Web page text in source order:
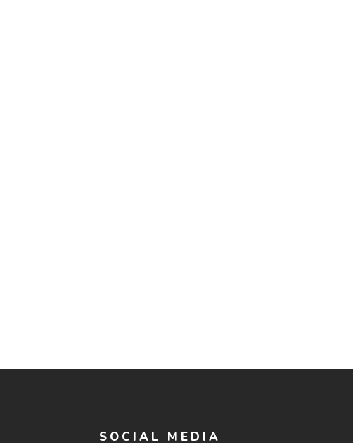
SOCIAL MEDIA